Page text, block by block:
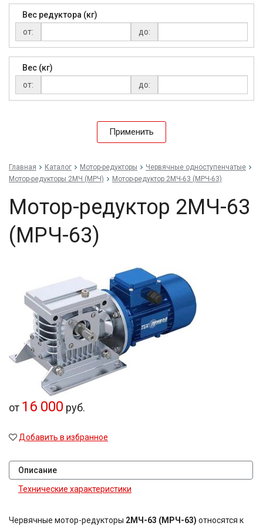
180
7,8
7,97
9,9
10
12
12,5
12,6
18,6
20
23,8
25
25,4
30,3
38,5
41,74
45
47,58
48,08
52
63
80,2
81,64
Вес редуктора (кг)
от:
до:
Вес (кг)
от:
до:
Применить
Главная Каталог Мотор-редукторы
Червячные одноступенчатые
Мотор-редукторы 2МЧ (МРЧ)
Мотор-редуктор 2МЧ-63 (МРЧ-63)
Мотор-редуктор 2МЧ-63
(МРЧ-63)
от 16 000 руб.
Добавить в избранное
Описание
Технические характеристики
Червячные мотор-редукторы 2МЧ-63 (МРЧ-63) относятся к